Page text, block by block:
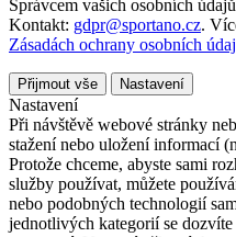
Správcem vašich osobních
Kontakt: gdpr@sportano.cz.
Zásadách ochrany osobních
Přijmout vše Nastavení
Nastavení
Při návštěvě webové stránky
stažení nebo uložení informací
Protože chceme, abyste sami
služby používat, můžete
nebo podobných technologií
jednotlivých kategorií se